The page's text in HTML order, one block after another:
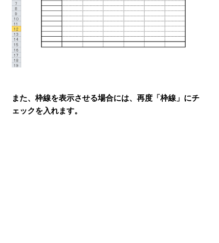
また、枠線を表示させる場合には、再度「枠線」にチ
ェックを入れます。